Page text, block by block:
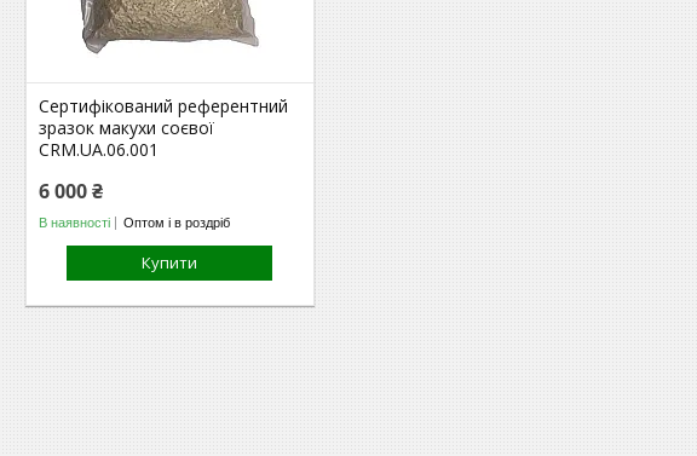
Сертифікований референтний
зразок макухи соєвої
CRM.UA.06.001
6 000 ₴
В наявності Оптом і в роздріб
Купити